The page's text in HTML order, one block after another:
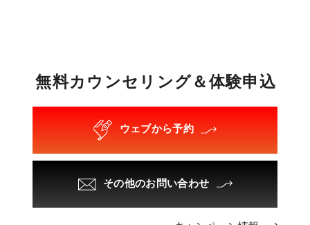
無料カ ウ ンセ リ ング＆体験申込
ウェブから予約
その他のお問い合わせ